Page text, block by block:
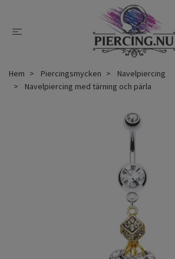
Hem Piercingsmycken
Navelpiercing
Navelpiercing med tärning och pärla